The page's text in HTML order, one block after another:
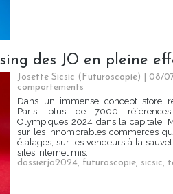
des JO en pleine
Josette Sicsic (Futuroscopie) | 08/
comportements
Dans un immense concept store
Paris, plus de 7000
Olympiques 2024 dans la capitale.
sur les innombrables commerces
étalages, sur les vendeurs à la
sites internet mis...
dossierjo2024, futuroscopie, sicsic,